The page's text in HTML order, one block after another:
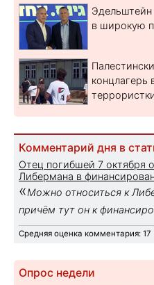
Эдельштейн
в широкую
концлагерь
Комментарий дня в
Отец погибшей 7 октября
Либермана в
«Можно относиться к
причём тут он к
Средняя оценка комментария: 17
Опрос недели